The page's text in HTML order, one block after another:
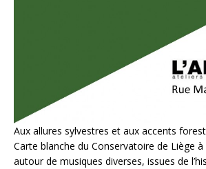
Aux allures sylvestres et aux accents
Carte blanche du Conservatoire de Liège à
autour de musiques diverses, issues de